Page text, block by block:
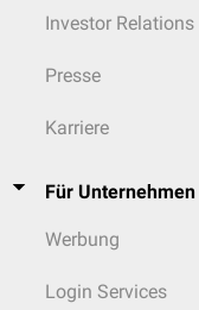
Investor Relations
Presse
Karriere
Für Unternehmen
Werbung
Login Services